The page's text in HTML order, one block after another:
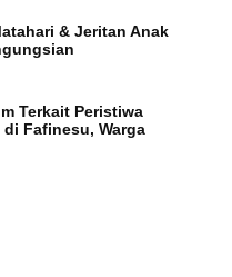
& Jeritan Anak
Terkait Peristiwa
Fafinesu, Warga